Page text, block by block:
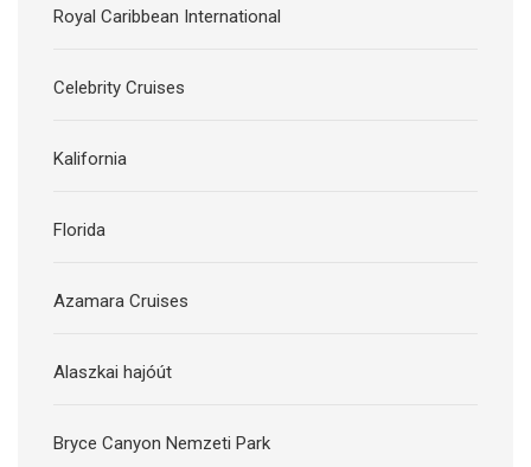
Royal Caribbean International
Celebrity Cruises
Kalifornia
Florida
Azamara Cruises
Alaszkai hajóút
Bryce Canyon Nemzeti Park